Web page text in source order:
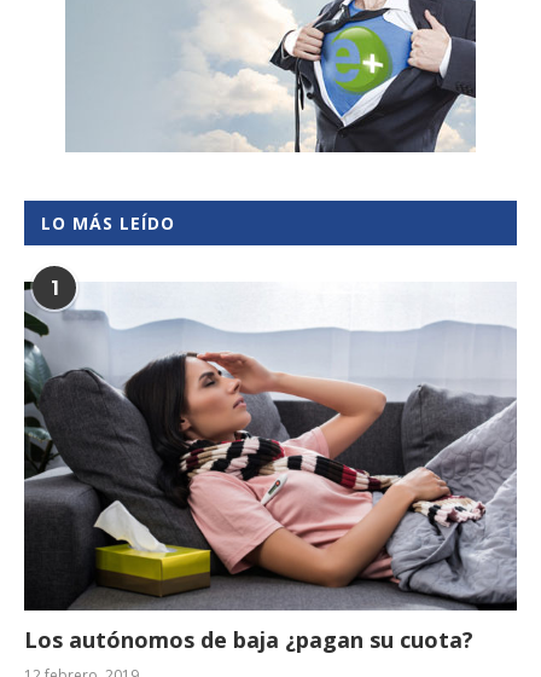
LO MÁS LEÍDO
1
Los autónomos de baja ¿pagan su cuota?